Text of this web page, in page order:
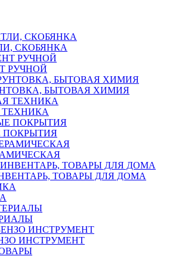
СКОБЯНКА
РУЧНОЙ
БЫТОВАЯ ХИМИЯ
ПОКРЫТИЯ
ТОВАРЫ ДЛЯ ДОМА
ИНСТРУМЕНТ